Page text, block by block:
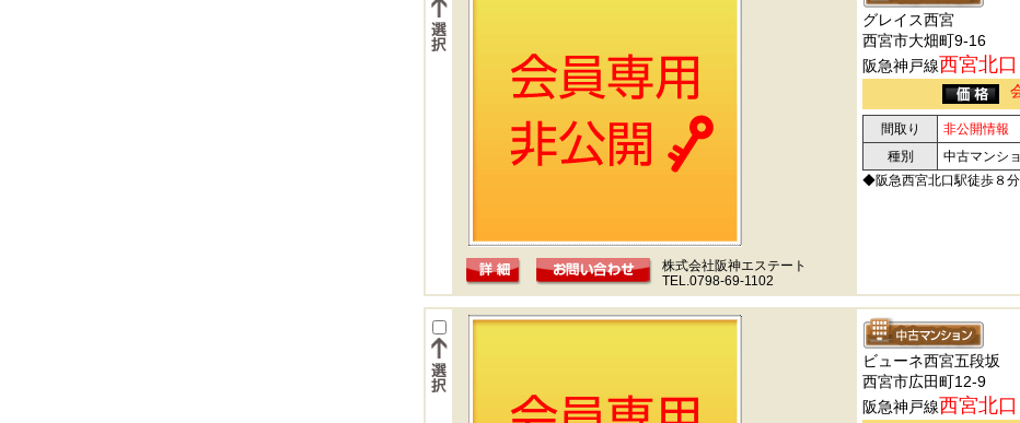
株式会社阪神エステート
TEL.0798-69-1102
グレイス西宮
西宮市大畑町9-16
阪急神戸線西宮北口
間取り 非公開情報
種別
中古マンシ
◆阪急西宮北口駅徒歩８
ビューネ西宮五段坂
西宮市広田町12-9
阪急神戸線西宮北口